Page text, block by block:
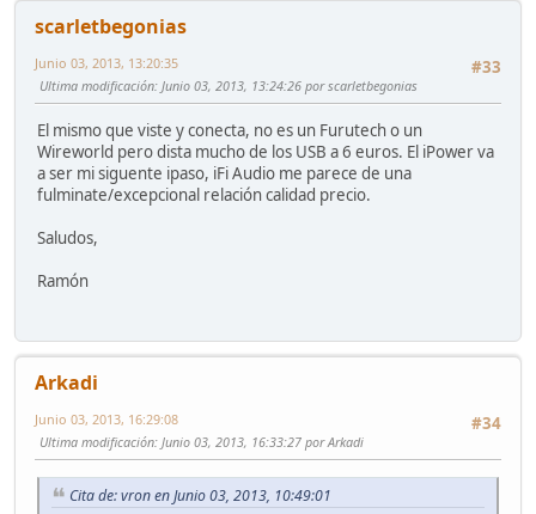
scarletbegonias
#33
Junio 03, 2013, 13:20:35
Ultima modificación: Junio 03, 2013, 13:24:26 por scarletbegonias
El mismo que viste y conecta, no es un Furutech o un
Wireworld pero dista mucho de los USB a 6 euros. El iPower va
a ser mi siguente ipaso, iFi Audio me parece de una
fulminate/excepcional relación calidad precio.
Saludos,
Ramón
Arkadi
#34
Junio 03, 2013, 16:29:08
Ultima modificación: Junio 03, 2013, 16:33:27 por Arkadi
Cita de: vron en Junio 03, 2013, 10:49:01